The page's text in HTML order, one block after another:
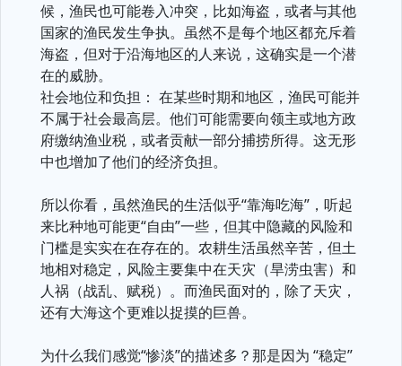
候，渔民也可能卷入冲突，比如海盗，或者与其他
国家的渔民发生争执。虽然不是每个地区都充斥着
海盗，但对于沿海地区的人来说，这确实是一个潜
在的威胁。
社会地位和负担： 在某些时期和地区，渔民可能并
不属于社会最高层。他们可能需要向领主或地方政
府缴纳渔业税，或者贡献一部分捕捞所得。这无形
中也增加了他们的经济负担。
所以你看，虽然渔民的生活似乎“靠海吃海”，听起
来比种地可能更“自由”一些，但其中隐藏的风险和
门槛是实实在在存在的。农耕生活虽然辛苦，但土
地相对稳定，风险主要集中在天灾（旱涝虫害）和
人祸（战乱、赋税）。而渔民面对的，除了天灾，
还有大海这个更难以捉摸的巨兽。
为什么我们感觉“惨淡”的描述多？那是因为 “稳定”